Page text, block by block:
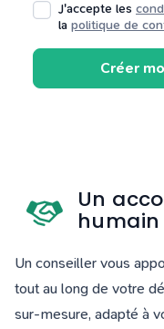
J'accepte les
la politique de
Créer
Un
Un conseiller vous
tout au long de votre
sur-mesure, adapté à